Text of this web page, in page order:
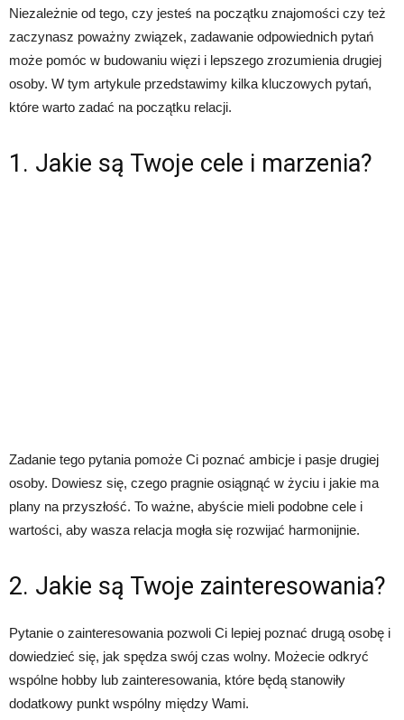
Niezależnie od tego, czy jesteś na początku znajomości czy też
zaczynasz poważny związek, zadawanie odpowiednich pytań
może pomóc w budowaniu więzi i lepszego zrozumienia drugiej
osoby. W tym artykule przedstawimy kilka kluczowych pytań,
które warto zadać na początku relacji.
1. Jakie są Twoje cele i marzenia?
Zadanie tego pytania pomoże Ci poznać ambicje i pasje drugiej
osoby. Dowiesz się, czego pragnie osiągnąć w życiu i jakie ma
plany na przyszłość. To ważne, abyście mieli podobne cele i
wartości, aby wasza relacja mogła się rozwijać harmonijnie.
2. Jakie są Twoje zainteresowania?
Pytanie o zainteresowania pozwoli Ci lepiej poznać drugą osobę i
dowiedzieć się, jak spędza swój czas wolny. Możecie odkryć
wspólne hobby lub zainteresowania, które będą stanowiły
dodatkowy punkt wspólny między Wami.